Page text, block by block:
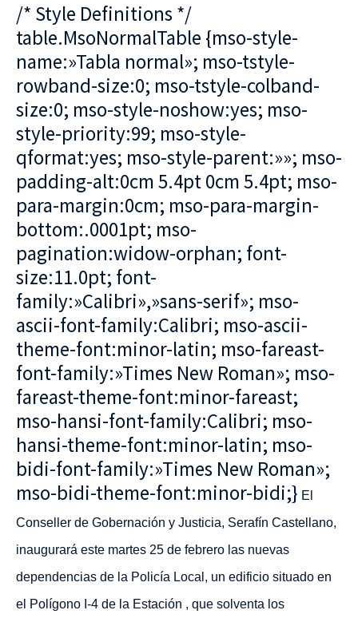
/* Style Definitions */
table.MsoNormalTable {mso-style-
name:»Tabla normal»; mso-tstyle-
rowband-size:0; mso-tstyle-colband-
size:0; mso-style-noshow:yes; mso-
style-priority:99; mso-style-
qformat:yes; mso-style-parent:»»; mso-
padding-alt:0cm 5.4pt 0cm 5.4pt; mso-
para-margin:0cm; mso-para-margin-
bottom:.0001pt; mso-
pagination:widow-orphan; font-
size:11.0pt; font-
family:»Calibri»,»sans-serif»; mso-
ascii-font-family:Calibri; mso-ascii-
theme-font:minor-latin; mso-fareast-
font-family:»Times New Roman»; mso-
fareast-theme-font:minor-fareast;
mso-hansi-font-family:Calibri; mso-
hansi-theme-font:minor-latin; mso-
bidi-font-family:»Times New Roman»;
mso-bidi-theme-font:minor-bidi;} El
Conseller de Gobernación y Justicia, Serafín Castellano,
inaugurará este martes 25 de febrero las nuevas
dependencias de la Policía Local, un edificio situado en
el Polígono I-4 de la Estación , que solventa los